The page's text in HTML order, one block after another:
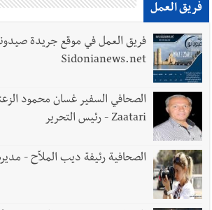
فريق العمل
فريق العمل في موقع جريدة
Sidonianews.net
Zaatari - رئيس التحرير
الصحافية رئيفة ديب الملاّح -